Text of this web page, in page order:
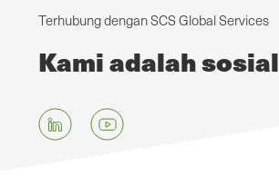
Terhubung dengan SCS Global Services
Kami adalah sosial